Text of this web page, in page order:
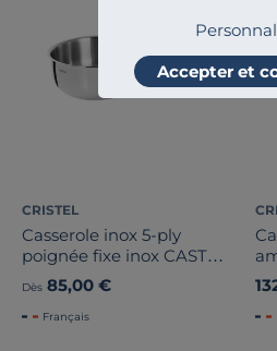
Accepter et
CRISTEL
Casserole inox 5-ply
poignée fixe inox CASTEL
PRO
Dès 85,00 €
Français